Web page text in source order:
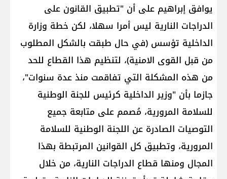
يوافق إبراهيم على أن "تطبيق القانون على
الدراجات النارية ليس أمرا سهلا، لكن خطة وزارة
الداخلية تؤسس (في حال طبقت بالشكل المطلوب
من قبل القوى الامنية)، لتنظيم هذا القطاع للحد
من هذه المشكلة التي تفاقمت منذ عدة سنوات"،
جازما بأن "وزير الداخلية كرئيس للجنة الوطنية
للسلامة المرورية، مُصمم على متابعة جميع
التوصيات الصادرة عن اللجنة الوطنية للسلامة
المرورية، وتطبيق كل القوانين المرتبطة بهذا
المجال ومنها قطاع الدراجات النارية، من خلال